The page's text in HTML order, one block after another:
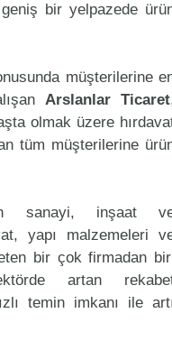
bir yelpazede
müşterilerine
Arslanlar Ticaret
olmak üzere
tüm müşterilerine
sanayi, inşaat
yapı malzemeleri
bir çok firmadan
artan
temin imkanı ile